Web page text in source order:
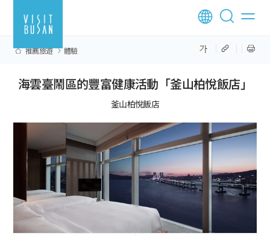
推薦旅遊 體驗
海雲臺鬧區的豐富健康活動「釜山柏悅飯店」
釜山柏悅飯店